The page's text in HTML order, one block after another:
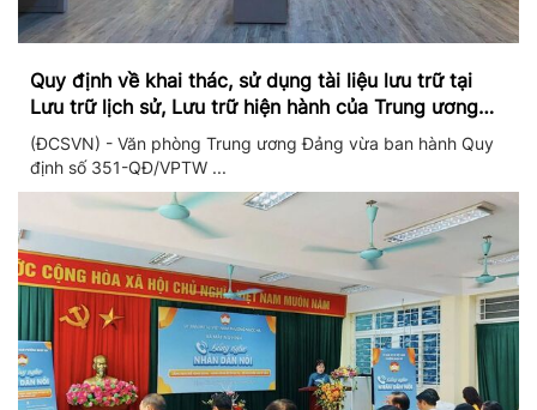
Quy định về khai thác, sử dụng tài liệu lưu trữ tại
Lưu trữ lịch sử, Lưu trữ hiện hành của Trung ương
Đảng và Văn phòng Trung ương Đảng
(ĐCSVN) - Văn phòng Trung ương Đảng vừa ban hành Quy
định số 351-QĐ/VPTW ...